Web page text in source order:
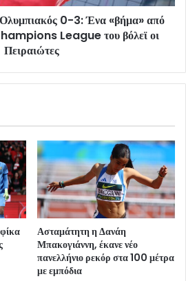
0-3: Ένα «βήμα» από
League του βόλεϊ οι
Πειραιώτες
Ασταμάτητη η Δανάη
Μπακογιάννη, έκανε νέο
πανελλήνιο ρεκόρ στα 100 μέτρα
με εμπόδια